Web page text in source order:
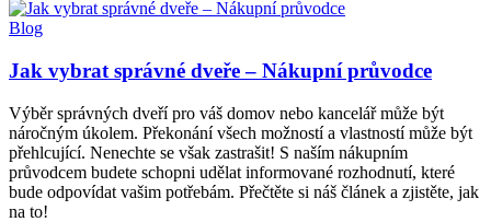
Blog
Jak vybrat správné dveře – Nákupní průvodce
Výběr správných dveří pro váš domov nebo kancelář může být
náročným úkolem. Překonání všech možností a vlastností může být
přehlcující. Nenechte se však zastrašit! S naším nákupním
průvodcem budete schopni udělat informované rozhodnutí, které
bude odpovídat vašim potřebám. Přečtěte si náš článek a zjistěte, jak
na to!